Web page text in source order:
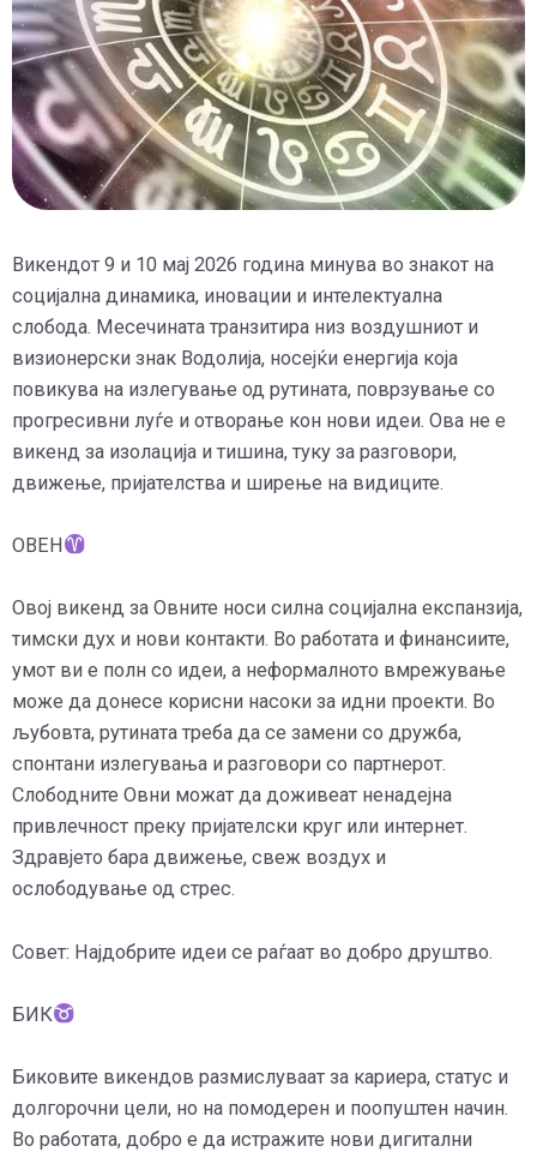
Викендот 9 и 10 мај 2026 година минува во знакот на
социјална динамика, иновации и интелектуална
слобода. Месечината транзитира низ воздушниот и
визионерски знак Водолија, носејќи енергија која
повикува на излегување од рутината, поврзување со
прогресивни луѓе и отворање кон нови идеи. Ова не е
викенд за изолација и тишина, туку за разговори,
движење, пријателства и ширење на видиците.
ОВЕН
Овој викенд за Овните носи силна социјална експанзија,
тимски дух и нови контакти. Во работата и финансиите,
умот ви е полн со идеи, а неформалното вмрежување
може да донесе корисни насоки за идни проекти. Во
љубовта, рутината треба да се замени со дружба,
спонтани излегувања и разговори со партнерот.
Слободните Овни можат да доживеат ненадејна
привлечност преку пријателски круг или интернет.
Здравјето бара движење, свеж воздух и
ослободување од стрес.
Совет: Најдобрите идеи се раѓаат во добро друштво.
БИК
Биковите викендов размислуваат за кариера, статус и
долгорочни цели, но на помодерен и поопуштен начин.
Во работата, добро е да истражите нови дигитални